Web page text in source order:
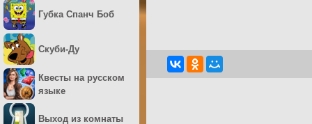
Губка Спанч Боб
Скуби-Ду
Квесты на русском
языке
Выход из комнаты